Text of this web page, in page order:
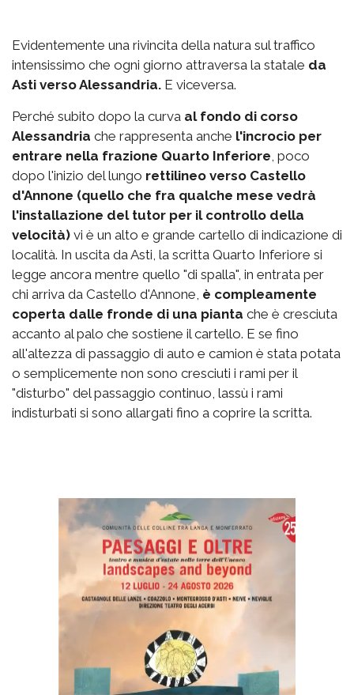
Evidentemente una rivincita della natura sul traffico
intensissimo che ogni giorno attraversa la statale da
Asti verso Alessandria. E viceversa.
Perché subito dopo la curva al fondo di corso
Alessandria che rappresenta anche l'incrocio per
entrare nella frazione Quarto Inferiore, poco
dopo l'inizio del lungo rettilineo verso Castello
d'Annone (quello che fra qualche mese vedrà
l'installazione del tutor per il controllo della
velocità) vi è un alto e grande cartello di indicazione di
località. In uscita da Asti, la scritta Quarto Inferiore si
legge ancora mentre quello "di spalla", in entrata per
chi arriva da Castello d'Annone, è compleamente
coperta dalle fronde di una pianta che è cresciuta
accanto al palo che sostiene il cartello. E se fino
all'altezza di passaggio di auto e camion è stata potata
o semplicemente non sono cresciuti i rami per il
"disturbo" del passaggio continuo, lassù i rami
indisturbati si sono allargati fino a coprire la scritta.